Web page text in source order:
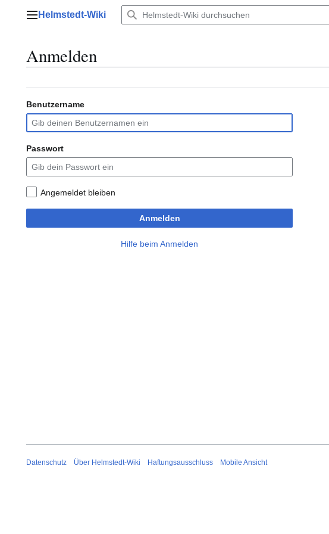
Hauptmenü
Helmstedt-Wiki
Anmelden
Benutzername
Passwort
Angemeldet bleiben
Anmelden
Hilfe beim Anmelden
Datenschutz Über Helmstedt-Wiki Haftungsausschluss Mobile Ansicht